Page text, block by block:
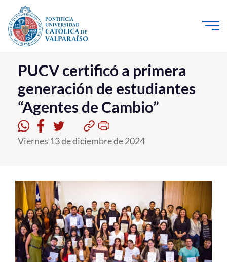
Click acá para ir directamente al contenido
La Universidad
Investigación, Creación e Innovación
PUCV Internacional
Vinculación con el Medio
Pregrado
Postgrado
Formación Continua
Estudiantes
PUCV certificó a primera
generación de estudiantes
“Agentes de Cambio”
Viernes 13 de diciembre de 2024